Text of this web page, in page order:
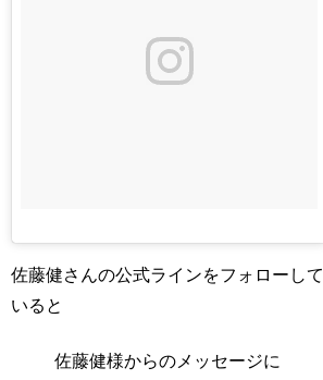
佐藤健さんの公式ラインをフォローして
いると
佐藤健様からのメッセージに